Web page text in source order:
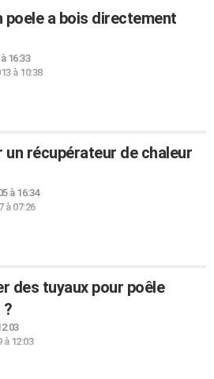
a bois directement
16:33
à 10:38
récupérateur de chaleur
à 16:34
à 07:26
des tuyaux pour poêle
?
12:03